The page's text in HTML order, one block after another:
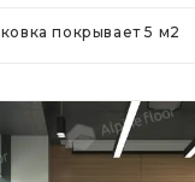
покрывает5 м2